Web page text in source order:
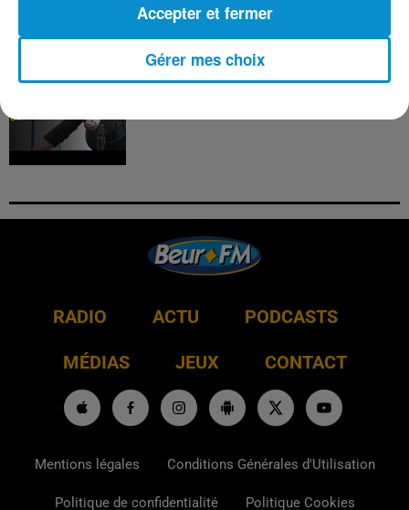
[La Matinale] Jamila Zeghoudi,
journaliste : "j’ai toujours...
RADIO ACTU PODCASTS
MÉDIAS JEUX CONTACT
Mentions légales Conditions Générales d'Utilisation
Politique de confidentialité Politique Cookies
Gérer mes choix
Accepter et fermer